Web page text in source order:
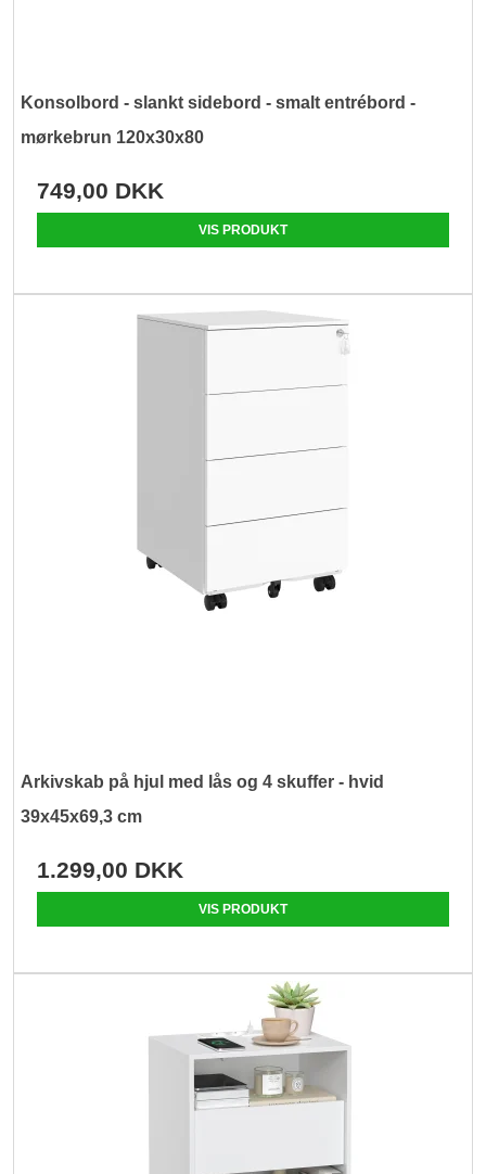
Konsolbord - slankt sidebord - smalt entrébord -
mørkebrun 120x30x80
749,00 DKK
VIS PRODUKT
Arkivskab på hjul med lås og 4 skuffer - hvid
39x45x69,3 cm
1.299,00 DKK
VIS PRODUKT